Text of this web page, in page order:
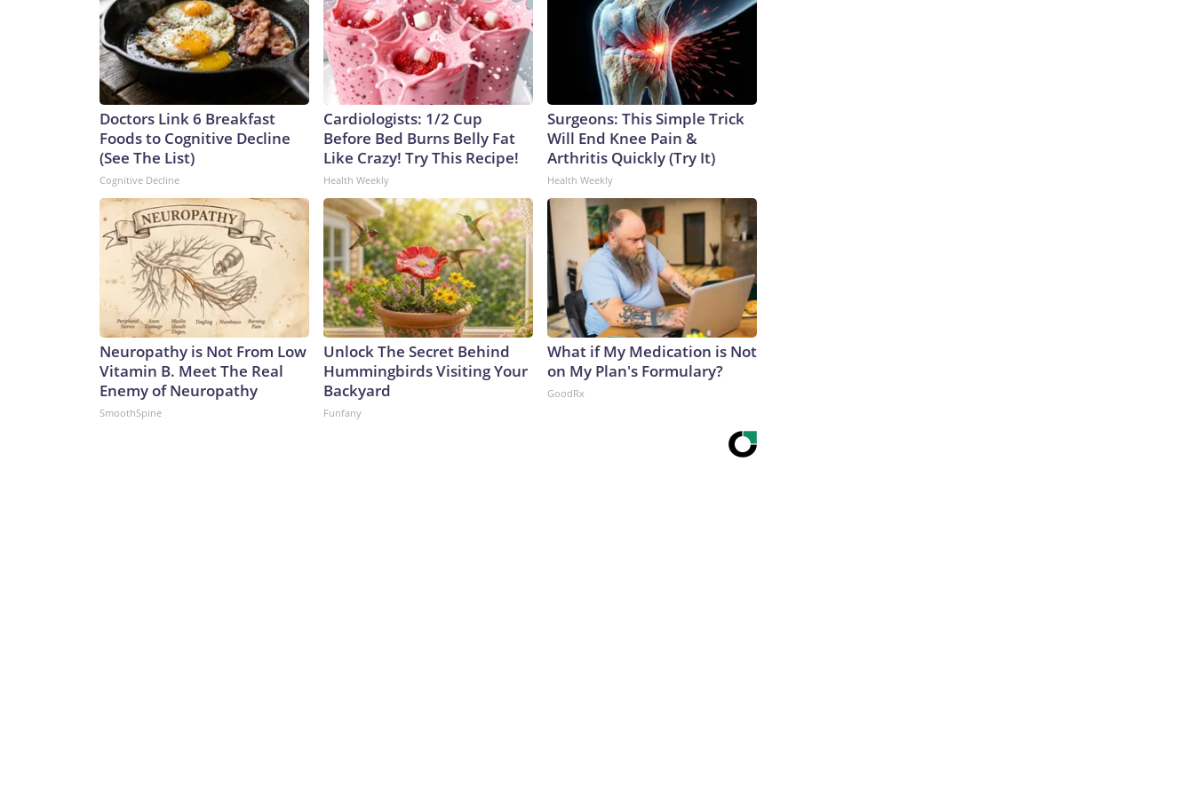
Doctors Link 6 Breakfast
Foods to Cognitive Decline
(See The List)
Cognitive Decline
Cardiologists: 1/2 Cup
Before Bed Burns Belly Fat
Like Crazy! Try This Recipe!
Health Weekly
Surgeons: This Simple Trick
Will End Knee Pain &
Arthritis Quickly (Try It)
Health Weekly
Neuropathy is Not From Low
Vitamin B. Meet The Real
Enemy of Neuropathy
SmoothSpine
Unlock The Secret Behind
Hummingbirds Visiting Your
Backyard
Funfany
What if My Medication is Not
on My Plan's Formulary?
GoodRx